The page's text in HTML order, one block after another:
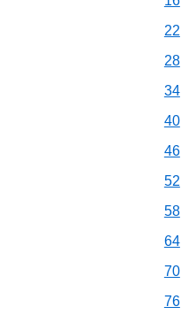
22
28
34
40
46
52
58
64
70
76